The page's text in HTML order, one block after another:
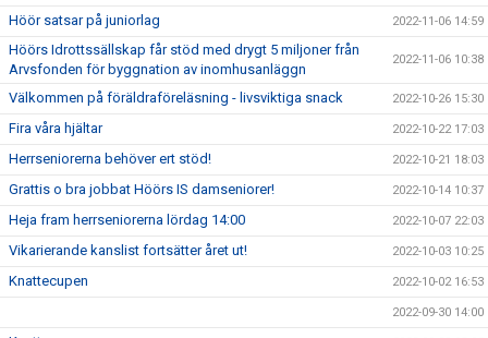
Höör satsar på juniorlag 2022-11-06 14:59
Höörs Idrottssällskap får stöd med drygt 5 miljoner från
Arvsfonden för byggnation av inomhusanläggn
2022-11-06 10:38
Välkommen på föräldraföreläsning - livsviktiga snack 2022-10-26 15:30
Fira våra hjältar 2022-10-22 17:03
Herrseniorerna behöver ert stöd! 2022-10-21 18:03
Grattis o bra jobbat Höörs IS damseniorer! 2022-10-14 10:37
Heja fram herrseniorerna lördag 14:00 2022-10-07 22:03
Vikarierande kanslist fortsätter året ut! 2022-10-03 10:25
Knattecupen 2022-10-02 16:53
2022-09-30 14:00